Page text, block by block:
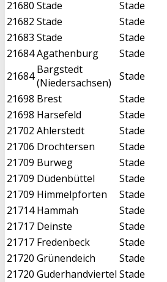
21680 Stade Stade
21682 Stade Stade
21683 Stade Stade
21684Agathenburg Stade
21684 Bargstedt
(Niedersachsen)
Stade
21698 Brest Stade
21698 Harsefeld Stade
21702 Ahlerstedt Stade
21706 Drochtersen Stade
21709 Burweg Stade
21709 Düdenbüttel Stade
21709 Himmelpforten Stade
21714 Hammah Stade
21717 Deinste Stade
21717 Fredenbeck Stade
21720 Grünendeich Stade
21720 Guderhandviertel Stade